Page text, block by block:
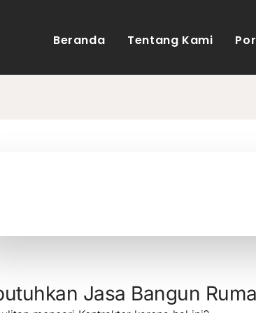
Beranda Tentang Kami
Jasa Bangun